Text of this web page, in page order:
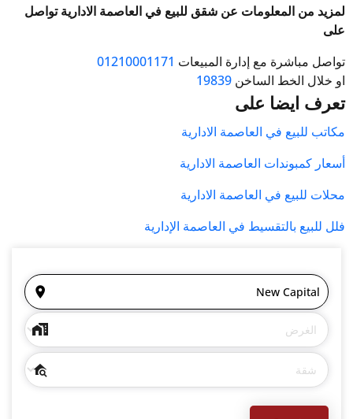
لمزيد من المعلومات عن شقق للبيع في العاصمة الادارية تواصل
على
تواصل مباشرة مع إدارة المبيعات 01210001171
او خلال الخط الساخن 19839
تعرف ايضا على
مكاتب للبيع في العاصمة الادارية
أسعار كمبوندات العاصمة الادارية
محلات للبيع في العاصمة الادارية
فلل للبيع بالتقسيط في العاصمة الإدارية